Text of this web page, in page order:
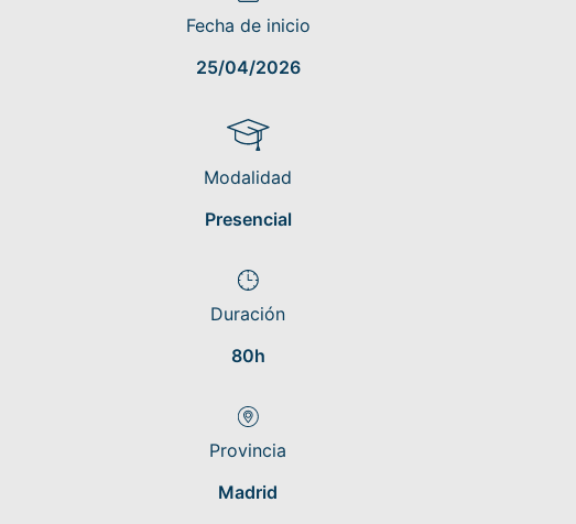
Fecha de inicio
25/04/2026
Modalidad
Presencial
Duración
80h
Provincia
Madrid